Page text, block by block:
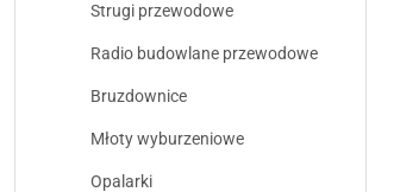
Strugi przewodowe
Radio budowlane przewodowe
Bruzdownice
Młoty wyburzeniowe
Opalarki